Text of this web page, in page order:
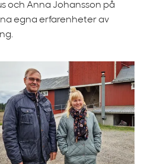
och Anna Johansson på
egna erfarenheter av